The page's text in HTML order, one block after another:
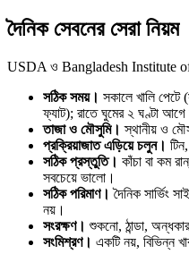
দৈনিক সেবনের সেরা নিয়ম
USDA ও Bangladesh Institute
সঠিক সময়। সকালে খালি পেটে
ফ্যাট); রাতে ঘুমের ২ ঘণ্টা আগে
তাজা ও মৌসুমি। স্থানীয় ও
প্রক্রিয়াজাত এড়িয়ে চলুন।
সঠিক প্রস্তুতি। কাঁচা বা কম
সবচেয়ে ভালো।
সঠিক পরিমাণ। দৈনিক সার্ভিং
নয়।
সংরক্ষণ। শুকনো, ঠান্ডা,
সংমিশ্রণ। একটি নয়, বিভিন্ন